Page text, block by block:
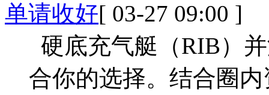
单请收好[ 03-27 09:00 ]
硬底充气艇（RIB）
合你的选择。结合圈